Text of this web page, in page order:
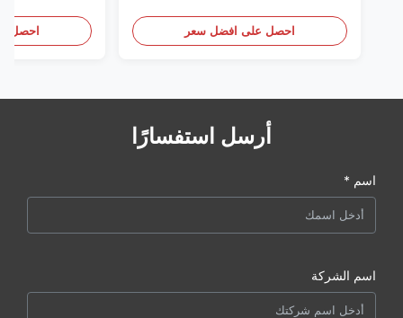
احصل على افضل سعر احصل
أرسل استفسارًا
اسم *
اسم الشركة